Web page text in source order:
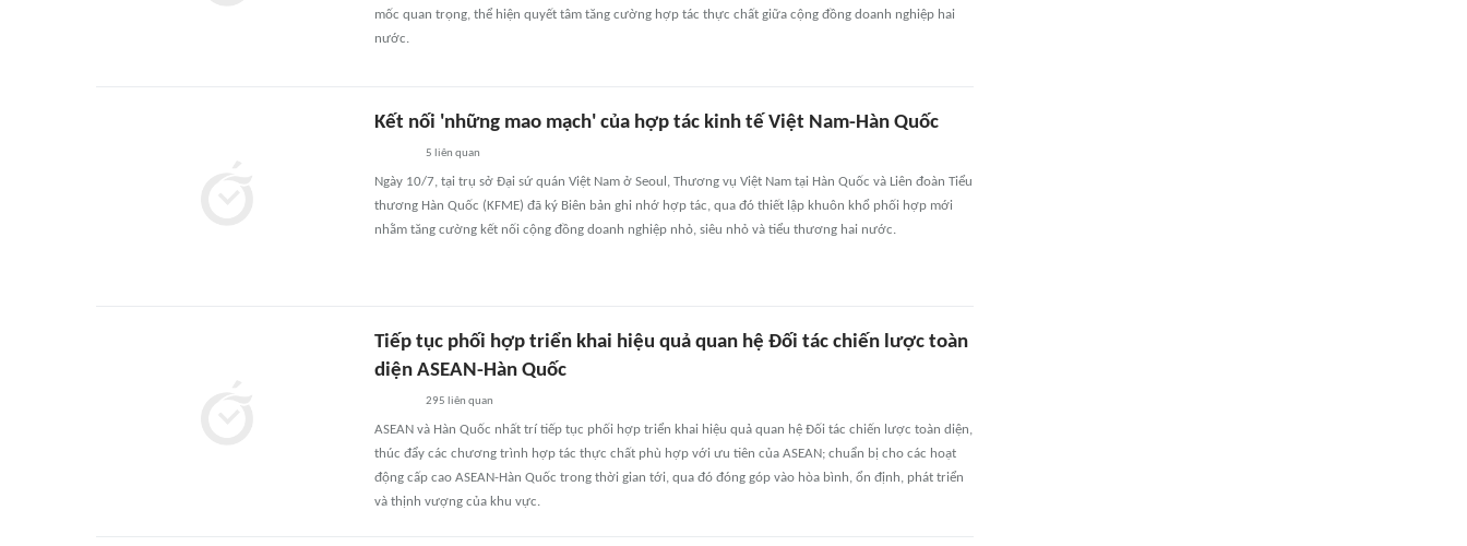
mốc quan trọng, thể hiện quyết tâm tăng cường hợp tác thực chất giữa cộng đồng doanh nghiệp hai
nước.
Kết nối 'những mao mạch' của hợp tác kinh tế Việt Nam-Hàn Quốc
5 liên quan
Ngày 10/7, tại trụ sở Đại sứ quán Việt Nam ở Seoul, Thương vụ Việt Nam tại Hàn Quốc và Liên đoàn Tiểu
thương Hàn Quốc (KFME) đã ký Biên bản ghi nhớ hợp tác, qua đó thiết lập khuôn khổ phối hợp mới
nhằm tăng cường kết nối cộng đồng doanh nghiệp nhỏ, siêu nhỏ và tiểu thương hai nước.
Tiếp tục phối hợp triển khai hiệu quả quan hệ Đối tác chiến lược toàn
diện ASEAN-Hàn Quốc
295 liên quan
ASEAN và Hàn Quốc nhất trí tiếp tục phối hợp triển khai hiệu quả quan hệ Đối tác chiến lược toàn diện,
thúc đẩy các chương trình hợp tác thực chất phù hợp với ưu tiên của ASEAN; chuẩn bị cho các hoạt
động cấp cao ASEAN-Hàn Quốc trong thời gian tới, qua đó đóng góp vào hòa bình, ổn định, phát triển
và thịnh vượng của khu vực.